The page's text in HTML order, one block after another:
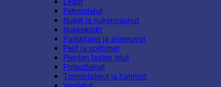
Pehmolelut
Nuket ja nukenvaunut
Nukkekodit
Parkkitalot ja ajoneuvot
Pelit ja soittimet
Pienten lasten lelut
Potkuttelijat
Toimintalelut ja hahmot